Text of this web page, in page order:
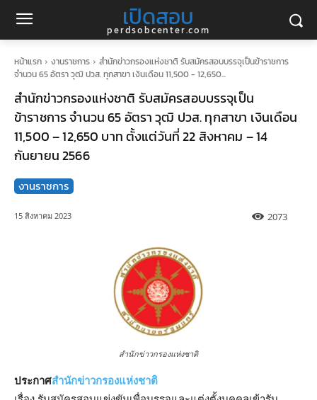
เปิดสอบ
perdsobcenter.com
หน้าแรก งานราชการ
สำนักข่าวกรองแห่งชาติ รับสมัครสอบบรรจุเป็นข้าราชการ
จำนวน 65 อัตรา วุฒิ ปวส. ทุกสาขา เงินเดือน 11,500 - 12,650...
สำนักข่าวกรองแห่งชาติ รับสมัครสอบบรรจุเป็น
ข้าราชการ จำนวน 65 อัตรา วุฒิ ปวส. ทุกสาขา เงินเดือน
11,500 – 12,650 บาท ตั้งแต่วันที่ 22 สิงหาคม – 14
กันยายน 2566
งานราชการ
15 สิงหาคม 2023 2073
สำนักข่าวกรองแห่งชาติ
ประกาศสำนักข่าวกรองแห่งชาติ